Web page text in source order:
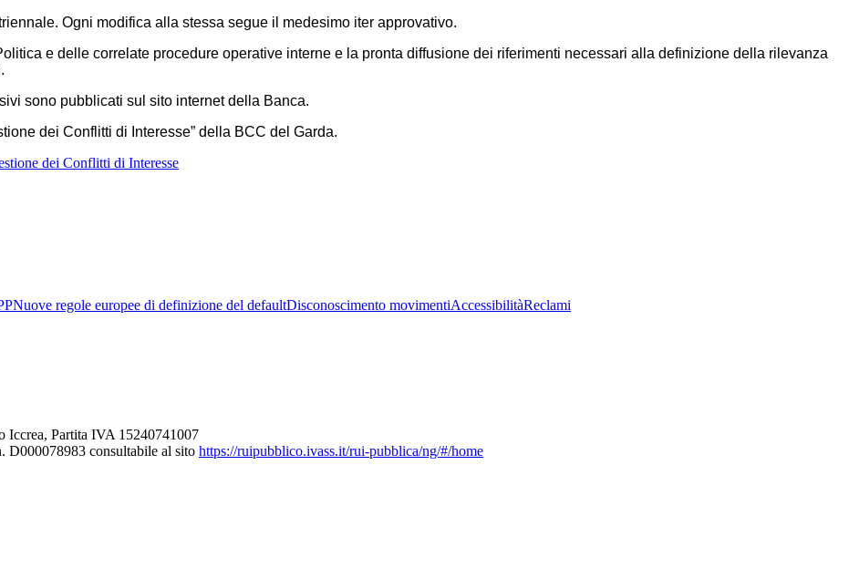
Ogni modifica alla stessa segue il medesimo iter approvativo.
e delle correlate procedure operative interne e la pronta diffusione dei riferimenti necessari alla definizione della rilevanza
sono pubblicati sul sito internet della Banca.
dei Conflitti di Interesse” della BCC del Garda.
dei Conflitti di Interesse
Nuove regole europee di definizione del defaultDisconoscimento movimentiAccessibilitàReclami
Iccrea, Partita IVA 15240741007
D000078983 consultabile al sito https://ruipubblico.ivass.it/rui-pubblica/ng/#/home